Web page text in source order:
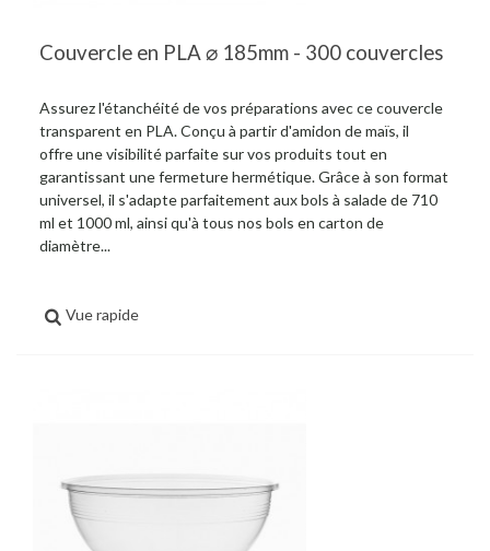
Couvercle en PLA ⌀ 185mm - 300 couvercles
Assurez l'étanchéité de vos préparations avec ce couvercle
transparent en PLA. Conçu à partir d'amidon de maïs, il
offre une visibilité parfaite sur vos produits tout en
garantissant une fermeture hermétique. Grâce à son format
universel, il s'adapte parfaitement aux bols à salade de 710
ml et 1000 ml, ainsi qu'à tous nos bols en carton de
diamètre...
Vue rapide